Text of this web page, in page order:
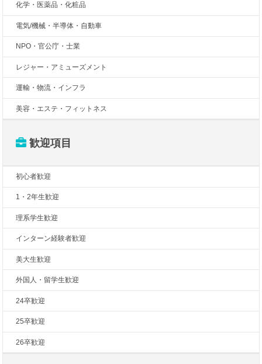
化学・医薬品・化粧品
電気/機械・半導体・自動車
NPO・官公庁・士業
レジャー・アミューズメント
運輸・物流・インフラ
美容・エステ・フィットネス
歓迎項目
初心者歓迎
1・2年生歓迎
理系学生歓迎
インターン経験者歓迎
美大生歓迎
外国人・留学生歓迎
24卒歓迎
25卒歓迎
26卒歓迎